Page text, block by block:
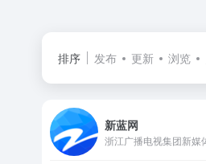
排序 发布 更新 浏览
新蓝网